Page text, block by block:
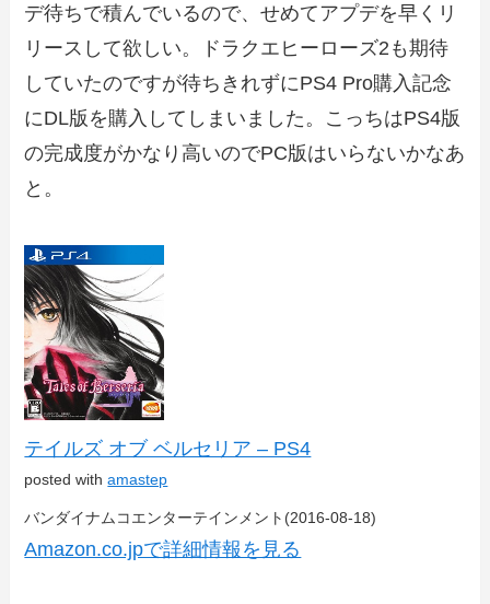
デ待ちで積んでいるので、せめてアプデを早くリ
リースして欲しい。ドラクエヒーローズ2も期待
していたのですが待ちきれずにPS4 Pro購入記念
にDL版を購入してしまいました。こっちはPS4版
の完成度がかなり高いのでPC版はいらないかなあ
と。
テイルズ オブ ベルセリア – PS4
posted withamastep
バンダイナムコエンターテインメント(2016-08-18)
Amazon.co.jpで詳細情報を見る